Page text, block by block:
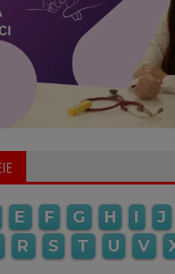
E F G H I J
R S T U V